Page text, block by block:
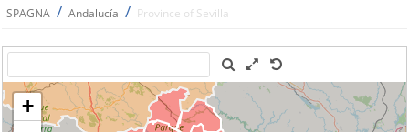
SPAGNA / Andalucía / Province of Sevilla